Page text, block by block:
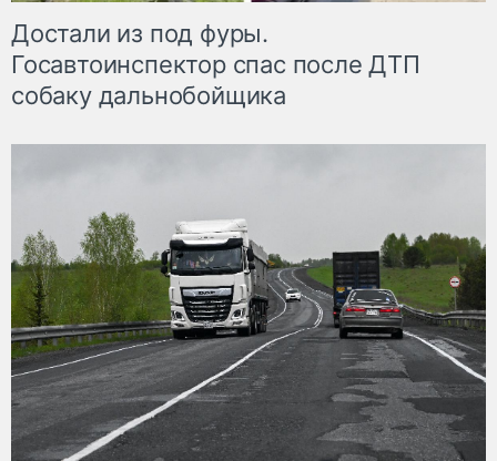
Достали из под фуры.
Госавтоинспектор спас после ДТП
собаку дальнобойщика